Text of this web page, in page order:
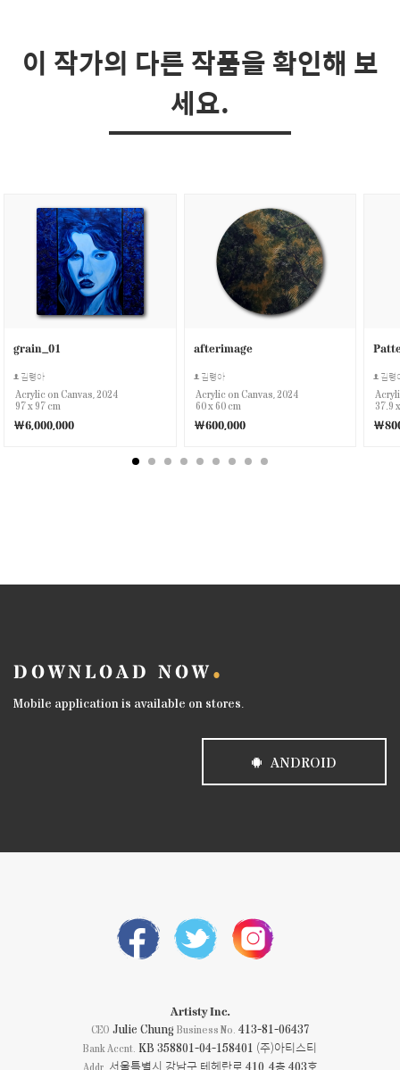
이 작가의 다른 작품을 확인해 보
세요.
grain_01
김령아
Acrylic on Canvas, 2024
97 x 97 cm
￦6,000,000
afterimage
김령아
Acrylic on Canvas, 2024
60 x 60 cm
￦600,000
김령
37.9
￦
DOWNLOAD NOW
Mobile application is available on stores.
ANDROID
Artisty Inc.
CEO Julie Chung Business No. 413-81-06437
Bank Accnt. KB 358801-04-158401 (주)아티스티
Addr. 서울특별시 강남구 테헤란로 410, 4층 403호